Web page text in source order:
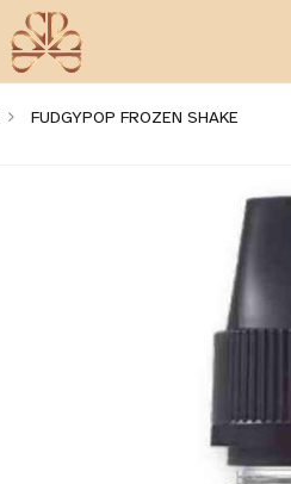
FUDGYPOP FROZEN SHAKE